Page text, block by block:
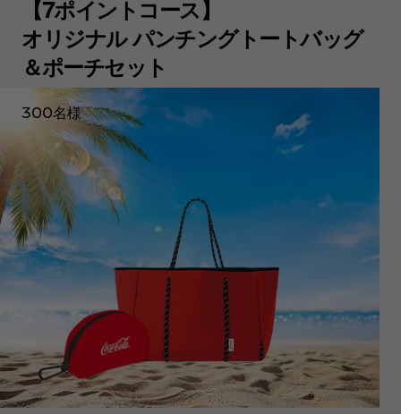
【7ポイントコース】
オリジナル パンチングトートバッグ
＆ポーチセット
300名様